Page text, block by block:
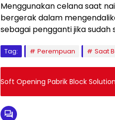
Menggunakan celana saat
bergerak dalam
sebagai pengganti jika
Tag: Perempuan Saat
Soft Opening Pabrik Block